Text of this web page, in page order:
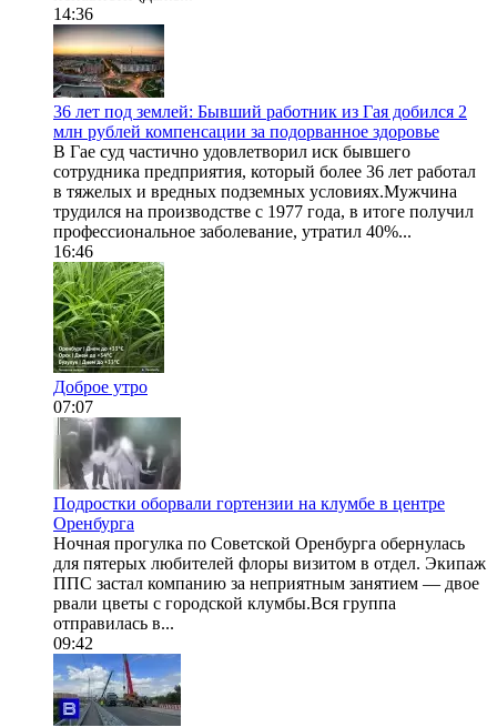
14:36
36 лет под землей: Бывший работник из Гая добился 2
млн рублей компенсации за подорванное здоровье
В Гае суд частично удовлетворил иск бывшего
сотрудника предприятия, который более 36 лет работал
в тяжелых и вредных подземных условиях.Мужчина
трудился на производстве с 1977 года, в итоге получил
профессиональное заболевание, утратил 40%...
16:46
Доброе утро
07:07
Подростки оборвали гортензии на клумбе в центре
Оренбурга
Ночная прогулка по Советской Оренбурга обернулась
для пятерых любителей флоры визитом в отдел. Экипаж
ППС застал компанию за неприятным занятием — двое
рвали цветы с городской клумбы.Вся группа
отправилась в...
09:42